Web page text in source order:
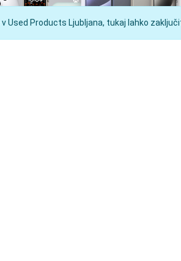
Used Products Ljubljana, tukaj lahko